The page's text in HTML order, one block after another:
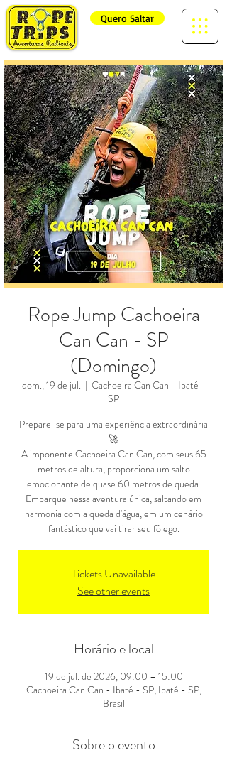
Quero Saltar
Rope Jump Cachoeira
Can Can - SP
(Domingo)
dom., 19 de jul.
  |
Cachoeira Can Can - Ibaté -
SP
Prepare-se para uma experiência extraordinária
🚀
A imponente Cachoeira Can Can, com seus 65
metros de altura, proporciona um salto
emocionante de quase 60 metros de queda.
Embarque nessa aventura única, saltando em
harmonia com a queda d'água, em um cenário
fantástico que vai tirar seu fôlego.
Tickets Unavailable
See other events
Horário e local
19 de jul. de 2026, 09:00 – 15:00
Cachoeira Can Can - Ibaté - SP, Ibaté - SP,
Brasil
Sobre o evento